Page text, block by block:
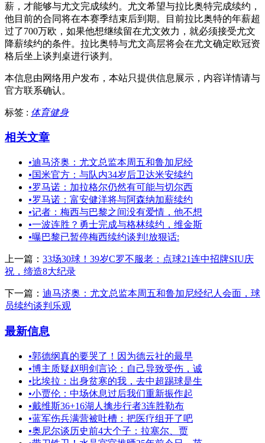
薪，才能够与尤文完成续约。尤文希望与拉比奥特完成续约，
他目前的合同将在本赛季结束后到期。目前拉比奥特的年薪超
过了700万欧，如果他想继续留在尤文效力，就必须接受尤文
降薪续约的条件。拉比奥特与尤文高层将会在尤文确定欧冠资
格后坐上谈判桌进行谈判。
本信息由网络用户发布， 本站只提供信息展示，内容详情请与
官方联系确认。
标签 : 体育健身
相关文章
•迪马济奥：尤文总监本周五和鲁加尼经
•国米官方：与队内34岁后卫达米安续约
•罗马诺：加拉格尔仍然有可能与切尔西
•罗马诺：富安健洋将与阿森纳加薪续约
•记者：梅西与巴黎之间没有爱情，他不想
•一波连胜？勇士完成与格林续约，维金斯
•曝巴黎已暂停梅西续约谈判!放狠话:
上一篇： 33场30球！39岁C罗不服老：点球21连中招牌SIU庆
祝，缔造8大纪录
下一篇： 迪马济奥：尤文总监本周五和鲁加尼经纪人会面，球
员续约谈判乐观
最新信息
•郭德纲真的要哭了！因为德云社的最早
•博主质疑赵明剑言论：自己导致受伤，诚
•比埃拉：出身贫寒的我，去中超踢球是生
•小贾伦：中场休息过后我们重新振作起
•戴维斯36+16湖人擒步行者3连胜勒布
•蓝军伤兵满营被吐槽：把医疗组开了吧
•奥尼尔谈历史前4大个子：拉塞尔、贾